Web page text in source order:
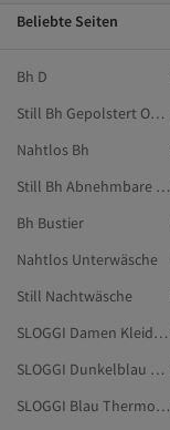
Beliebte Seiten
Bh D
Still Bh Gepolstert Ohne Bügel
Nahtlos Bh
Still Bh Abnehmbare Träger
Bh Bustier
Nahtlos Unterwäsche
Still Nachtwäsche
SLOGGI Damen Kleidung
SLOGGI Dunkelblau Unterwäsche & Nachtwäsche
SLOGGI Blau Thermounterwäsche